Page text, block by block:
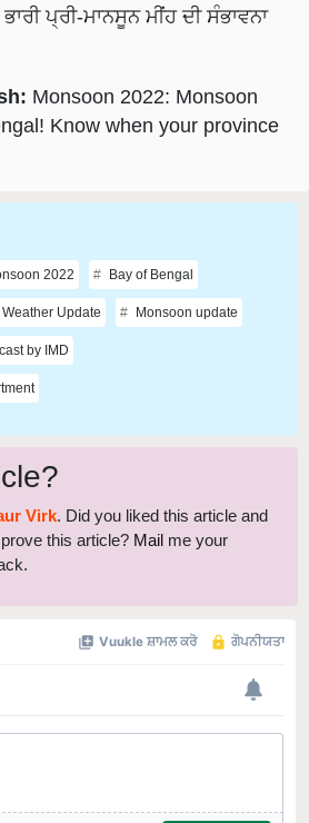
ਪ੍ਰੀ-ਮਾਨਸੂਨ ਮੀਂਹ ਦੀ ਸੰਭਾਵਨਾ
Monsoon 2022: Monsoon
Know when your province
2022 Bay of Bengal
Weather Update Monsoon update
by IMD
Virk. Did you liked this article and
this article? Mail me your